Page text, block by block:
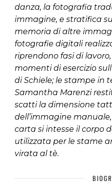
danza, la fotografia
immagine, e stratifica
memoria di altre
fotografie digitali
riprendono fasi di
momenti di esercizio
di Schiele; le stampe in
Samantha Marenzi
scatti la dimensione
dell’immagine
carta si intesse il corpo
utilizzata per le stame
virata al tè.